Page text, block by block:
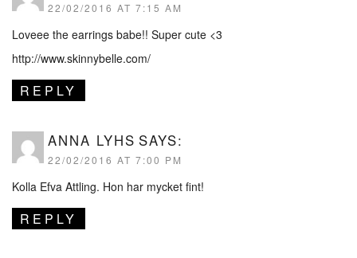
22/02/2016 AT 7:15 AM
Loveee the earrings babe!! Super cute <3
http://www.skinnybelle.com/
REPLY
ANNA LYHS SAYS:
22/02/2016 AT 7:00 PM
Kolla Efva Attling. Hon har mycket fint!
REPLY